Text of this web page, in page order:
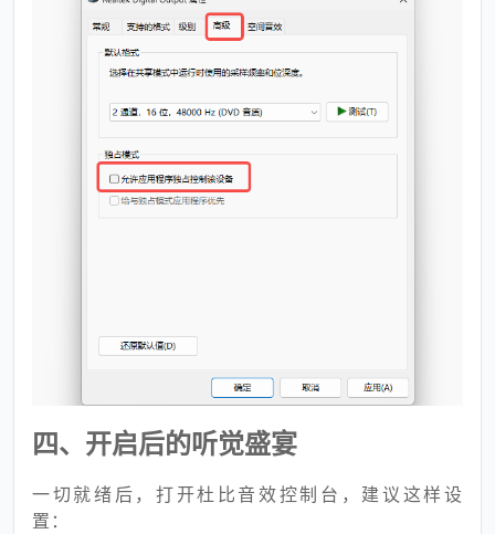
四、开启后的听觉盛宴
一切就绪后，打开杜比音效控制台，建议这样设
置：